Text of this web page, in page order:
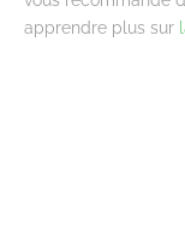
apprendre plus sur